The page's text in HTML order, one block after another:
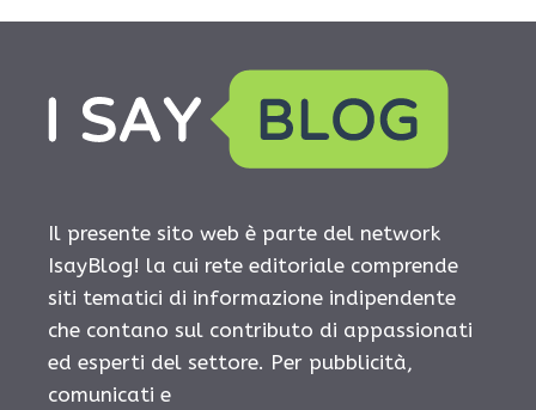
Il presente sito web è parte del network
IsayBlog! la cui rete editoriale comprende
siti tematici di informazione indipendente
che contano sul contributo di appassionati
ed esperti del settore. Per pubblicità,
comunicati e